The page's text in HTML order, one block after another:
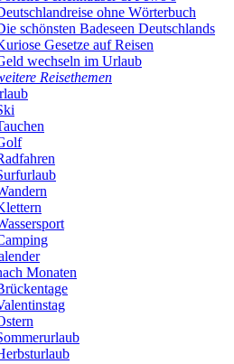
ohne Wörterbuch
schönsten Badeseen Deutschlands
Gesetze auf Reisen
wechseln im Urlaub
Reisethemen
Monaten